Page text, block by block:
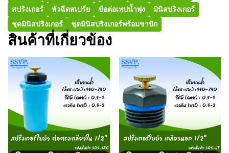
สปริงเกอร์
หัวฉีดสเปร์ย ข้อต่อเทปน้ำพุ่ง
มินิสปริงเกอร์
ชุดมินิสปริงเกอร์
ชุดมินิสปริงเกอร์พร้อมขาปัก
สินค้าที่เกี่ยวข้อง